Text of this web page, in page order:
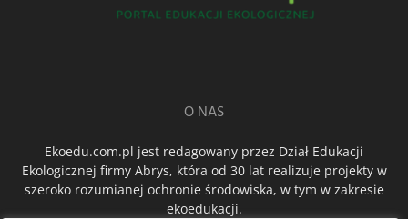
O NAS
Ekoedu.com.pl jest redagowany przez Dział Edukacji
Ekologicznej firmy Abrys, która od 30 lat realizuje projekty w
szeroko rozumianej ochronie środowiska, w tym w zakresie
ekoedukacji.